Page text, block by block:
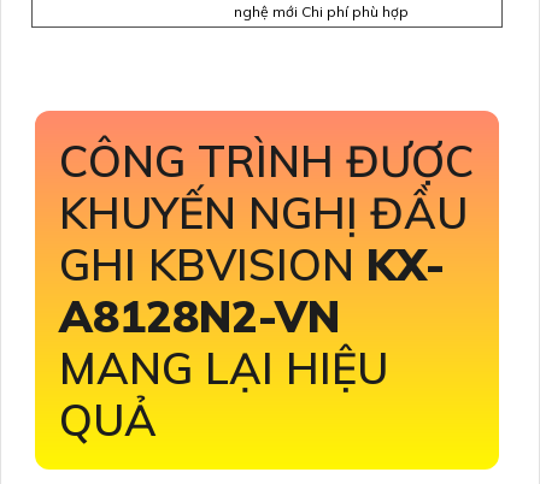
nghệ mới Chi phí phù hợp
CÔNG TRÌNH ĐƯỢC
KHUYẾN NGHỊ ĐẦU
GHI KBVISION KX-
A8128N2-VN
MANG LẠI HIỆU
QUẢ